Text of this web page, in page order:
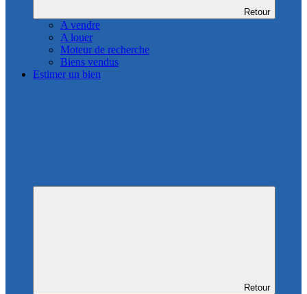
Retour
A vendre
A louer
Moteur de recherche
Biens vendus
Estimer un bien
Retour